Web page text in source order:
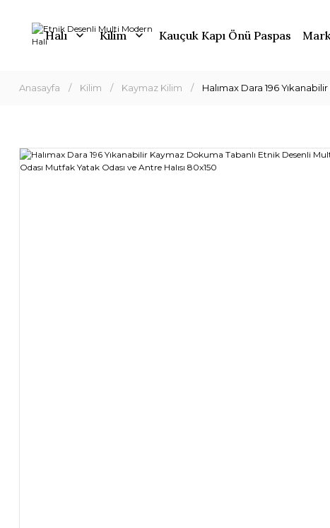
Halı Kilim Kauçuk Kapı Önü Paspas
Anasayfa Kilim Kaymaz Kilim Halımax Dara 196